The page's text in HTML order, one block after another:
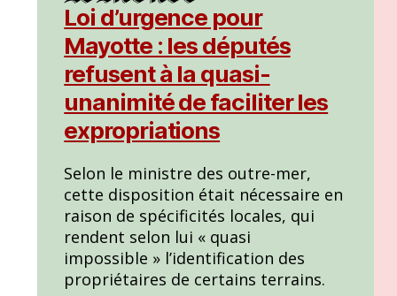
Loi d’urgence pour
Mayotte : les députés
refusent à la quasi-
unanimité de faciliter les
expropriations
Selon le ministre des outre-mer,
cette disposition était nécessaire en
raison de spécificités locales, qui
rendent selon lui « quasi
impossible » l’identification des
propriétaires de certains terrains.